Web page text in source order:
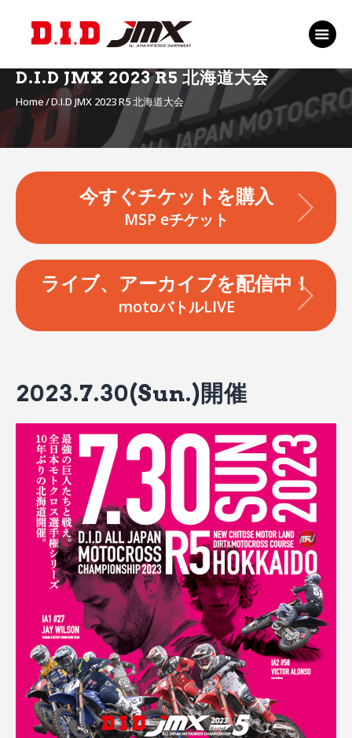
D.I.D JMX 2023 R5 北海道大会
Home D.I.D JMX 2023 R5 北海道大会
TOP
RANKING 2026
RIDERS 2026
SPONSORS
TICKET
MSP Motosports
Promotion TOP
今すぐチケットを購入
MSP eチケット
ライブ、アーカイブを配信中！
motoバトルLIVE
2023.7.30(Sun.)開催